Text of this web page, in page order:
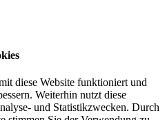
diese Website funktioniert und
Weiterhin nutzt diese
und Statistikzwecken. Durch